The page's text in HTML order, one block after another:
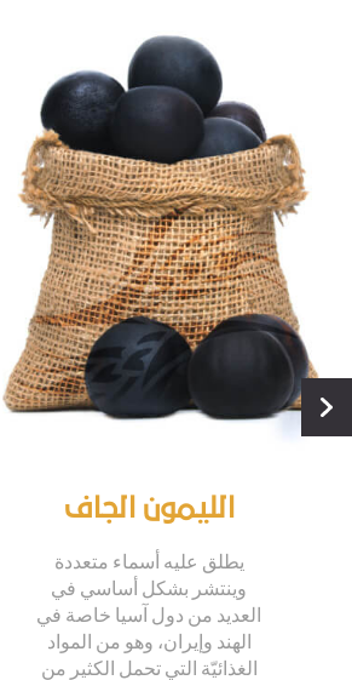
الليمون الجاف
يطلق عليه أسماء متعددة
وينتشر بشكل أساسي في
العديد من دول آسيا خاصة في
الهند وإيران، وهو من المواد
الغذائيّة التي تحمل الكثير من